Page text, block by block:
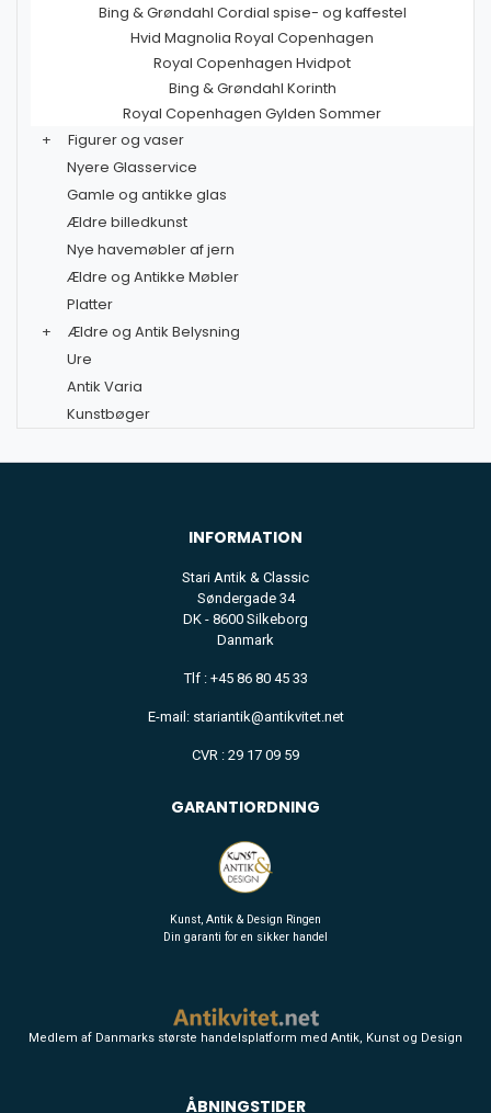
Bing & Grøndahl Cordial spise- og kaffestel
Hvid Magnolia Royal Copenhagen
Royal Copenhagen Hvidpot
Bing & Grøndahl Korinth
Royal Copenhagen Gylden Sommer
+
Figurer og vaser
Nyere Glasservice
Gamle og antikke glas
Ældre billedkunst
Nye havemøbler af jern
Ældre og Antikke Møbler
Platter
+
Ældre og Antik Belysning
Ure
Antik Varia
Kunstbøger
INFORMATION
Stari Antik & Classic
Søndergade 34
DK - 8600 Silkeborg
Danmark
Tlf : +45 86 80 45 33
E-mail: stariantik@antikvitet.net
CVR : 29 17 09 59
GARANTIORDNING
Kunst, Antik & Design Ringen
Din garanti for en sikker handel
Medlem af Danmarks største handelsplatform med Antik, Kunst og Design
ÅBNINGSTIDER